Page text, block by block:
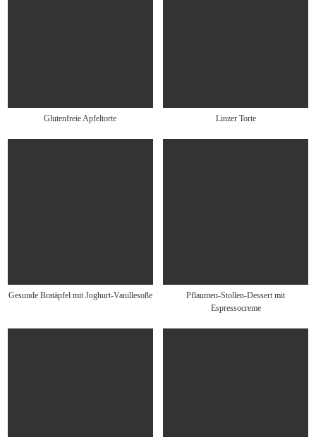
Glutenfreie Apfeltorte Linzer Torte
Gesunde Bratäpfel mit Joghurt-Vanillesoße
Pflaumen-Stollen-Dessert mit
Espressocreme